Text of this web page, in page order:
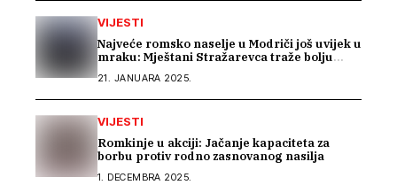
VIJESTI
Najveće romsko naselje u Modriči još uvijek u
mraku: Mještani Stražarevca traže bolju
21. JANUARA 2025.
VIJESTI
Romkinje u akciji: Jačanje kapaciteta za
borbu protiv rodno zasnovanog nasilja
1. DECEMBRA 2025.